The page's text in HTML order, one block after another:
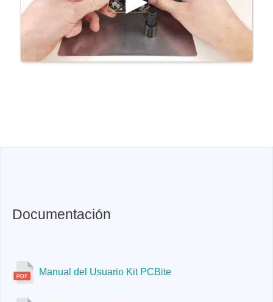
Documentación
Manual del Usuario Kit PCBite